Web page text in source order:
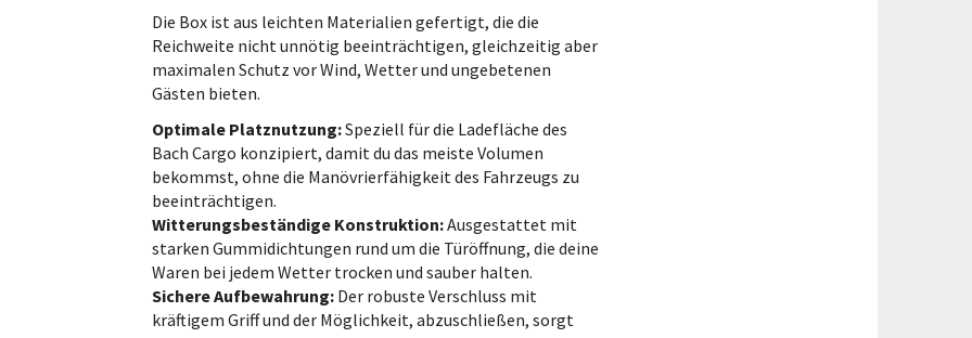
Die Box ist aus leichten Materialien gefertigt, die die
Reichweite nicht unnötig beeinträchtigen, gleichzeitig aber
maximalen Schutz vor Wind, Wetter und ungebetenen
Gästen bieten.
Optimale Platznutzung:Speziell für die Ladefläche des
Bach Cargo konzipiert, damit du das meiste Volumen
bekommst, ohne die Manövrierfähigkeit des Fahrzeugs zu
beeinträchtigen.
Witterungsbeständige Konstruktion:Ausgestattet mit
starken Gummidichtungen rund um die Türöffnung, die deine
Waren bei jedem Wetter trocken und sauber halten.
Sichere Aufbewahrung:Der robuste Verschluss mit
kräftigem Griff und der Möglichkeit, abzuschließen, sorgt